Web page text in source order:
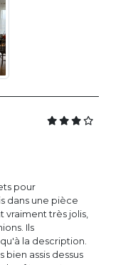
pour
dans une pièce
vraiment très jolis,
Ils
la description.
bien assis dessus